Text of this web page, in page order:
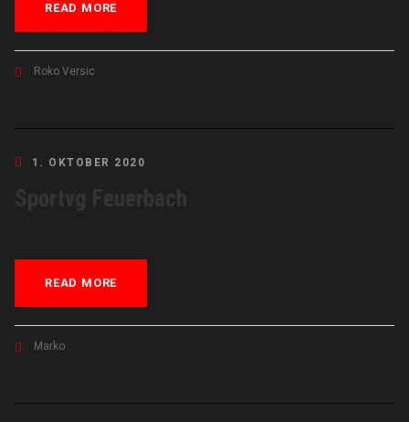
READ MORE
Roko Versic
1. OKTOBER 2020
READ MORE
Marko